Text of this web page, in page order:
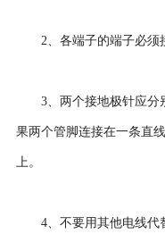
2、各端子的端子必须
3、两个接地极针应分别
果两个管脚连接在一条直
上。
4、不要用其他电线代替